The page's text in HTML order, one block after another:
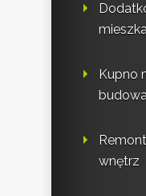
Kupno
wnętrz